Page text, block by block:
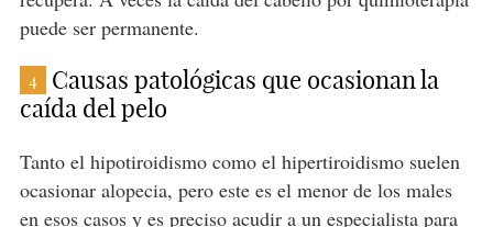
puede ser permanente.
4
Causas patológicas que ocasionan la
caída del pelo
Tanto el hipotiroidismo como el hipertiroidismo suelen
ocasionar alopecia, pero este es el menor de los males
en esos casos y es preciso acudir a un especialista para